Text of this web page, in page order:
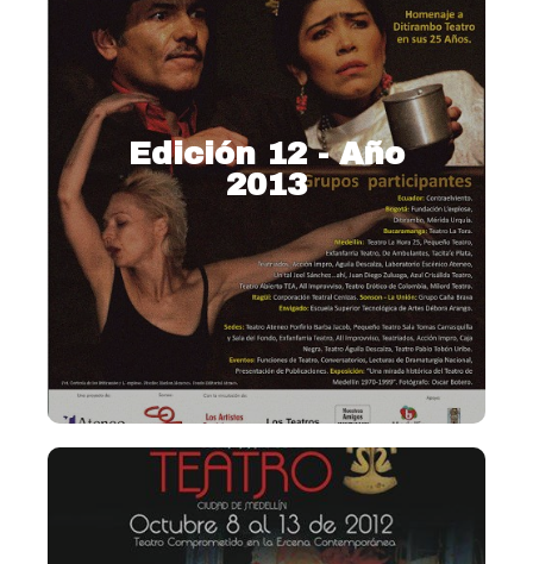
Edición 12 - Año
2013
2013 – Arte e independencia
para una escena posible
Ver más